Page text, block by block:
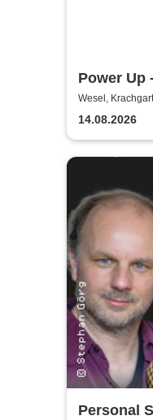
Power Up
Wesel,
14.08.2026
Personal